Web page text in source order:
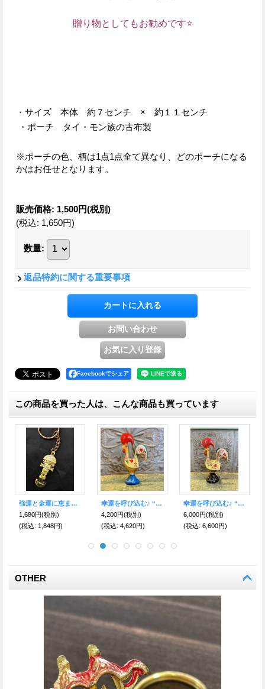
贈り物としてもお勧めです⭐
・サイズ 本体 約７センチ × 約１１センチ
・ポーチ タイ・モン族の古布製
※ポーチの色、柄は1点1点全て異なり、どのポーチになる
かはお任せとなります。
販売価格: 1,500円(税別)
(税込: 1,650円)
数量:
返品特約に関する重要事項
Facebookでシェア
この商品を買った人は、こんな商品も買っています
【48％OFF】幸運と金運パワー上昇！パイライトの樹
2,500円(税別)
(税込: 2,750円)
ガムランボール鳥かごタイプ☆シトリン 11月の誕生石（金運・仕事運のお守り）
4,500円(税別)
(税込: 4,950円)
成功と躍進の象徴！【飛躍馬】護符 ビジネス出世運・勝負運・金運のお守り【2026年の干支】
2,300円(税別)
(税込: 2,530円)
OTHER